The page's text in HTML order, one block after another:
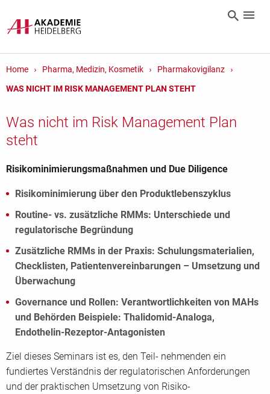
Home Pharma, Medizin, Kosmetik
Pharmakovigilanz
WAS NICHT IM RISK MANAGEMENT PLAN STEHT
Was nicht im Risk Management Plan
steht
Risikominimierungsmaßnahmen und Due Diligence
Risikominimierung über den Produktlebenszyklus
Routine- vs. zusätzliche RMMs: Unterschiede und
regulatorische Begründung
Zusätzliche RMMs in der Praxis: Schulungsmaterialien,
Checklisten, Patientenvereinbarungen – Umsetzung und
Überwachung
Governance und Rollen: Verantwortlichkeiten von MAHs
und Behörden Beispiele: Thalidomid-Analoga,
Endothelin-Rezeptor-Antagonisten
Ziel dieses Seminars ist es, den Teil- nehmenden ein
fundiertes Verständnis der regulatorischen Anforderungen
und der praktischen Umsetzung von Risiko-